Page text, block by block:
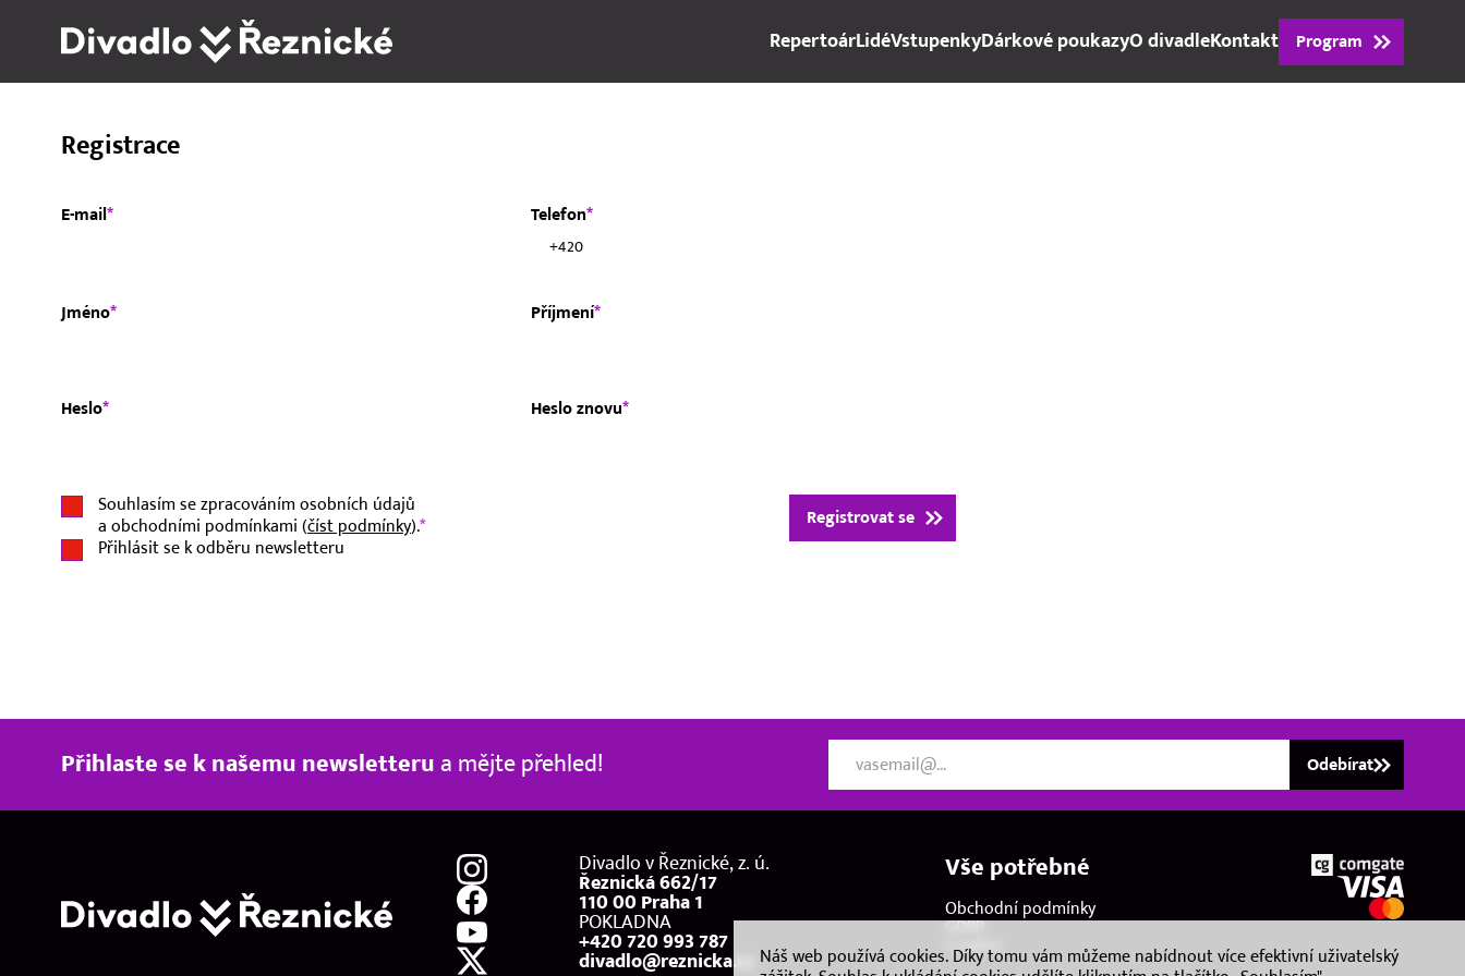
RepertoárLidéVstupenkyDárkové poukazyO divadleKontakt Program
Registrace
E-mail* Telefon*
Jméno* Příjmení*
Heslo* Heslo znovu*
Souhlasím se zpracováním osobních údajů
a obchodními podmínkami (číst podmínky).*
Přihlásit se k odběru newsletteru
Registrovat se
Přihlaste se k našemu newsletterua mějte přehled! Odebírat
Divadlo v Řeznické, z. ú.
Řeznická 662/17
110 00 Praha 1
POKLADNA
+420 720 993 787
divadlo@reznicka.cz
Vše potřebné
Obchodní podmínky
GDPR
Cookies
Náš web používá cookies. Díky tomu vám můžeme nabídnout více efektivní uživatelský